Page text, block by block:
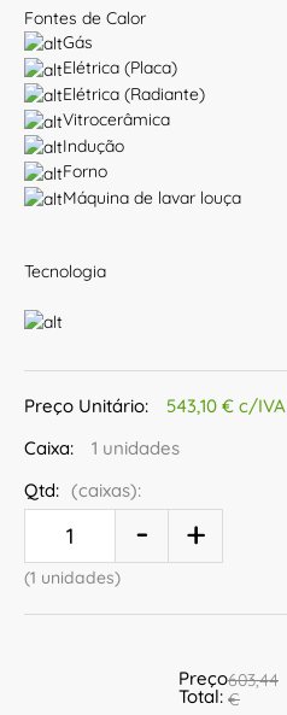
Fontes de Calor
Gás
Elétrica (Placa)
Elétrica (Radiante)
Vitrocerâmica
Indução
Forno
Máquina de lavar louça
Tecnologia
Preço Unitário:
543,10 € c/IVA
Caixa:
1 unidades
Qtd: (caixas):
(1 unidades)
Preço
Total:
603,44
€